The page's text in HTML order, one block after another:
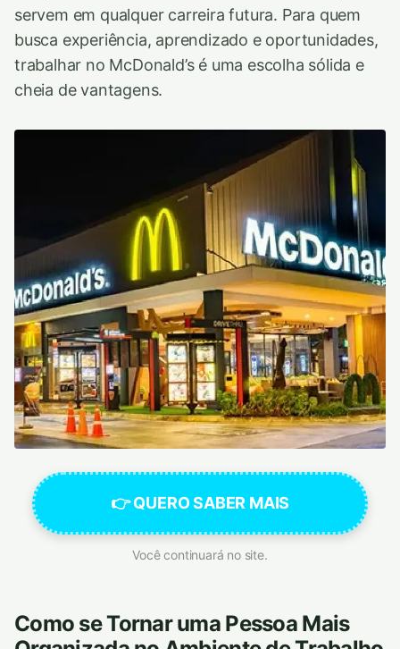
servem em qualquer carreira futura. Para quem
busca experiência, aprendizado e oportunidades,
trabalhar no McDonald’s é uma escolha sólida e
cheia de vantagens.
👉 QUERO SABER MAIS
Você continuará no site.
Como se Tornar uma Pessoa Mais